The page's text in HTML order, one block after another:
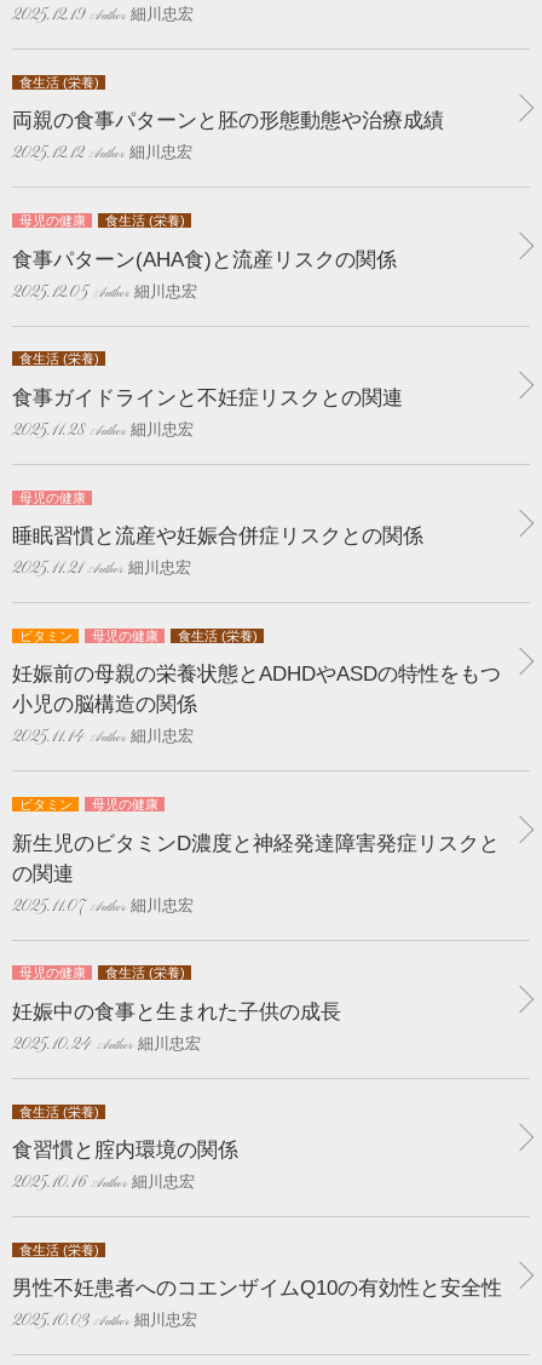
2025.12.19 細川忠宏
食生活 (栄養)
両親の食事パターンと胚の形態動態や治療成績
2025.12.12 細川忠宏
母児の健康 食生活 (栄養)
食事パターン(AHA食)と流産リスクの関係
2025.12.05 細川忠宏
食生活 (栄養)
食事ガイドラインと不妊症リスクとの関連
2025.11.28 細川忠宏
母児の健康
睡眠習慣と流産や妊娠合併症リスクとの関係
2025.11.21 細川忠宏
ビタミン 母児の健康 食生活 (栄養)
妊娠前の母親の栄養状態とADHDやASDの特性をもつ
小児の脳構造の関係
2025.11.14 細川忠宏
ビタミン 母児の健康
新生児のビタミンD濃度と神経発達障害発症リスクと
の関連
2025.11.07 細川忠宏
母児の健康 食生活 (栄養)
妊娠中の食事と生まれた子供の成長
2025.10.24 細川忠宏
食生活 (栄養)
食習慣と腟内環境の関係
2025.10.16 細川忠宏
食生活 (栄養)
男性不妊患者へのコエンザイムQ10の有効性と安全性
2025.10.03 細川忠宏